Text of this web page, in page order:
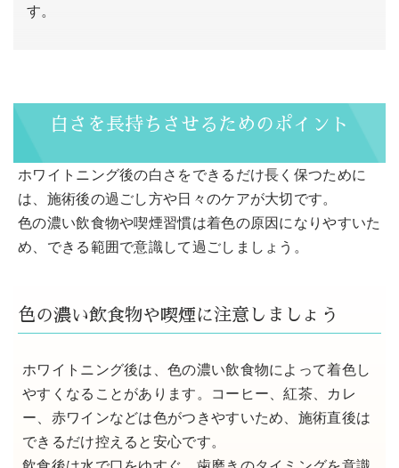
す。
白さを長持ちさせるためのポイント
ホワイトニング後の白さをできるだけ長く保つために
は、施術後の過ごし方や日々のケアが大切です。
色の濃い飲食物や喫煙習慣は着色の原因になりやすいた
め、できる範囲で意識して過ごしましょう。
色の濃い飲食物や喫煙に注意しましょう
ホワイトニング後は、色の濃い飲食物によって着色し
やすくなることがあります。コーヒー、紅茶、カレ
ー、赤ワインなどは色がつきやすいため、施術直後は
できるだけ控えると安心です。